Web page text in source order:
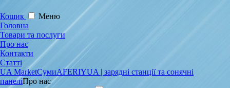
Кошик
Меню
Головна
Товари та послуги
Про нас
Контакти
Статті
UA MarketСумиAFERIYUA | зарядні станції та сонячні
панеліПро нас